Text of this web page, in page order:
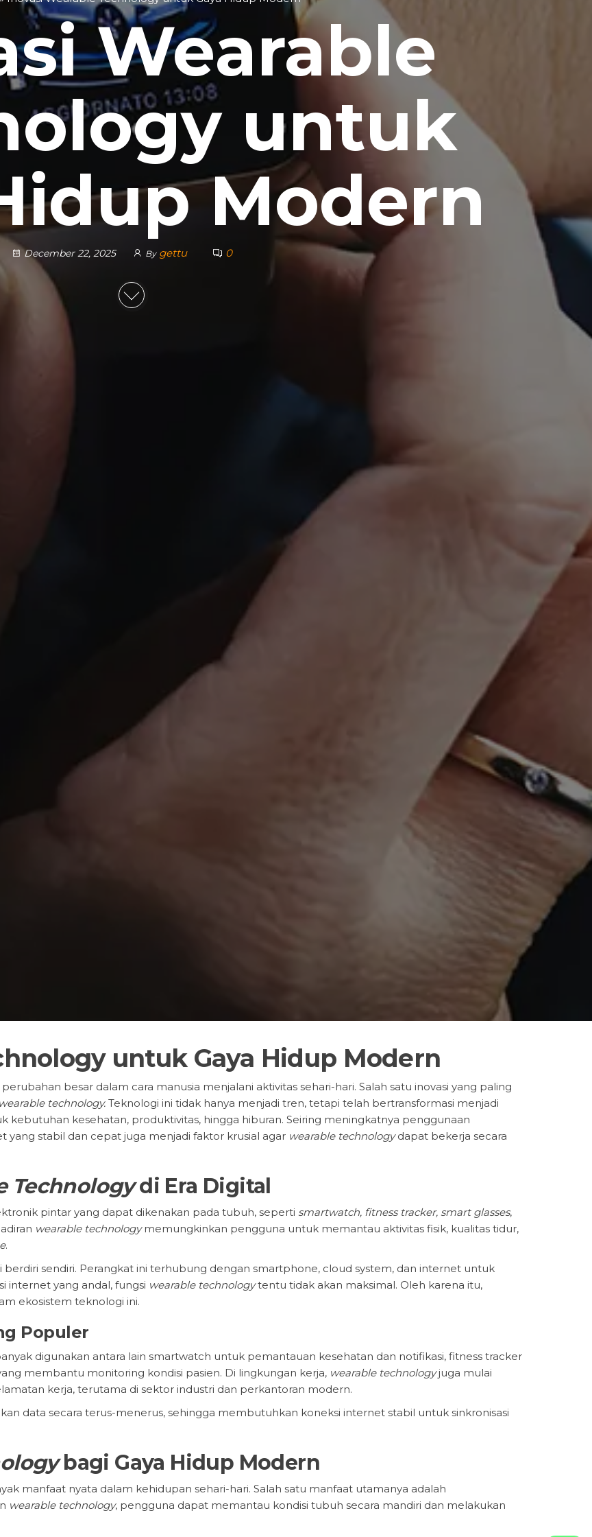
Wearable
untuk
Modern
December 22, 2025 By gettu 0
untuk Gaya Hidup Modern
besar dalam cara manusia menjalani aktivitas sehari-hari. Salah satu inovasi yang paling
wearable technology. Teknologi ini tidak hanya menjadi tren, tetapi telah bertransformasi menjadi
kebutuhan kesehatan, produktivitas, hingga hiburan. Seiring meningkatnya penggunaan
stabil dan cepat juga menjadi faktor krusial agar wearable technologydapat bekerja secara
Technologydi Era Digital
pintar yang dapat dikenakan pada tubuh, seperti smartwatch, fitness tracker, smart glasses,
wearable technologymemungkinkan pengguna untuk memantau aktivitas fisik, kualitas tidur,
.
berdiri sendiri. Perangkat ini terhubung dengan smartphone, cloud system, dan internet untuk
internet yang andal, fungsi wearable technologytentu tidak akan maksimal. Oleh karena itu,
ekosistem teknologi ini.
Populer
digunakan antara lain smartwatch untuk pemantauan kesehatan dan notifikasi, fitness tracker
membantu monitoring kondisi pasien. Di lingkungan kerja, wearable technologyjuga mulai
kerja, terutama di sektor industri dan perkantoran modern.
data secara terus-menerus, sehingga membutuhkan koneksi internet stabil untuk sinkronisasi
bagi Gaya Hidup Modern
manfaat nyata dalam kehidupan sehari-hari. Salah satu manfaat utamanya adalah
wearable technology, pengguna dapat memantau kondisi tubuh secara mandiri dan melakukan